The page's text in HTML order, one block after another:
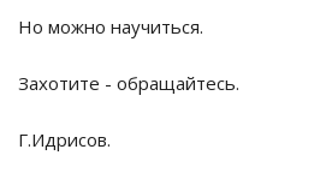
Но можно научиться.
Захотите - обращайтесь.
Г.Идрисов.